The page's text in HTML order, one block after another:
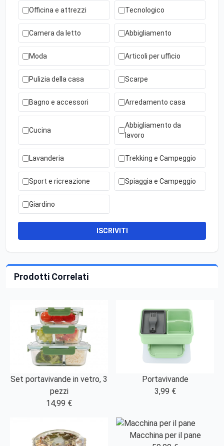
Officina e attrezzi Tecnologico
Camera da letto Abbigliamento
Moda Articoli per ufficio
Pulizia della casa Scarpe
Bagno e accessori Arredamento casa
Cucina
Abbigliamento da
lavoro
Lavanderia Trekking e Campeggio
Sport e ricreazione Spiaggia e Campeggio
Giardino
ISCRIVITI
Prodotti Correlati
Set portavivande in vetro, 3
pezzi
14,99 €
Portavivande
3,99 €
Macchina per il pane